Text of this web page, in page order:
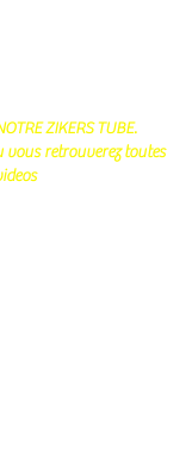
ZIKERS TUBE.
vous retrouverez toutes